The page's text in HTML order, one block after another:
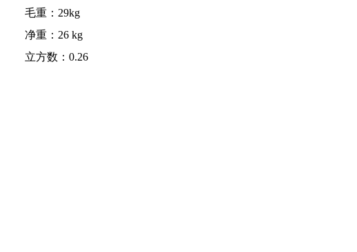
毛重：29kg
净重：26 kg
立方数：0.26